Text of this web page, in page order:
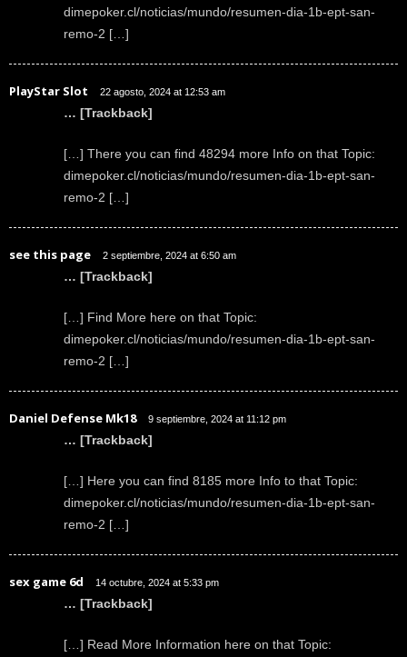
dimepoker.cl/noticias/mundo/resumen-dia-1b-ept-san-
remo-2 […]
PlayStar Slot 22 agosto, 2024 at 12:53 am
… [Trackback]
[…] There you can find 48294 more Info on that Topic:
dimepoker.cl/noticias/mundo/resumen-dia-1b-ept-san-
remo-2 […]
see this page 2 septiembre, 2024 at 6:50 am
… [Trackback]
[…] Find More here on that Topic:
dimepoker.cl/noticias/mundo/resumen-dia-1b-ept-san-
remo-2 […]
Daniel Defense Mk18 9 septiembre, 2024 at 11:12 pm
… [Trackback]
[…] Here you can find 8185 more Info to that Topic:
dimepoker.cl/noticias/mundo/resumen-dia-1b-ept-san-
remo-2 […]
sex game 6d 14 octubre, 2024 at 5:33 pm
… [Trackback]
[…] Read More Information here on that Topic: